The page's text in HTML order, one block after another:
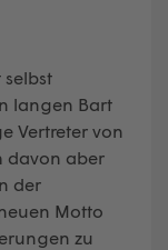
langen Bart
Vertreter von
davon aber
der
Motto
zu